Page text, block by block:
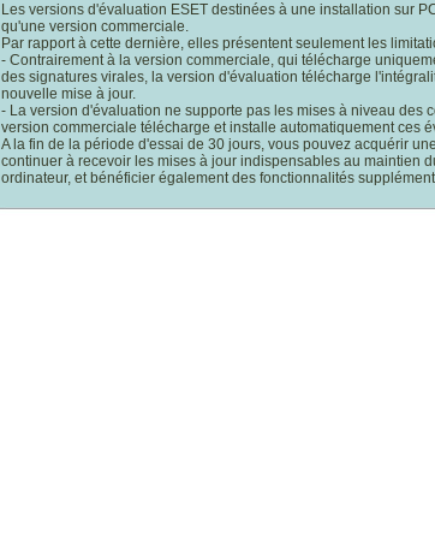
Les versions d'évaluation ESET destinées à une installation sur
qu'une version commerciale.
Par rapport à cette dernière, elles présentent seulement les
- Contrairement à la version commerciale, qui télécharge
des signatures virales, la version d'évaluation télécharge
nouvelle mise à jour.
- La version d'évaluation ne supporte pas les mises à niveau des
version commerciale télécharge et installe automatiquement ces
A la fin de la période d'essai de 30 jours, vous pouvez acquérir
continuer à recevoir les mises à jour indispensables au maintien
ordinateur, et bénéficier également des fonctionnalités